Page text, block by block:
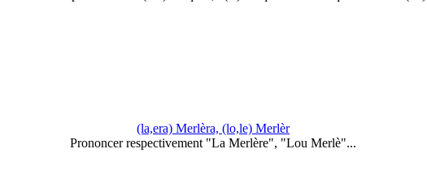
(la,era) Merlèra, (lo,le) Merlèr
Prononcer respectivement "La Merlère", "Lou Merlè"...